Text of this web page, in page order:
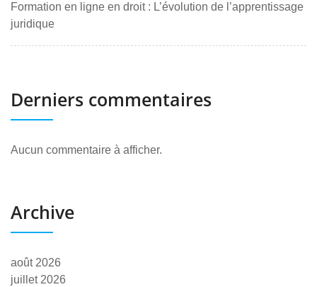
Formation en ligne en droit : L’évolution de l’apprentissage
juridique
Derniers commentaires
Aucun commentaire à afficher.
Archive
août 2026
juillet 2026